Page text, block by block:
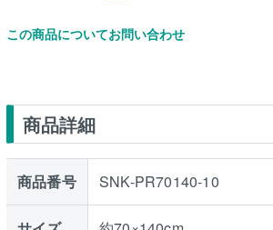
この商品についてお問い合わせ
商品詳細
商品番号 SNK-PR70140-10